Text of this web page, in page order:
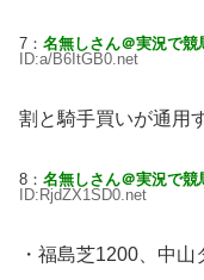
7： 名無しさん＠実況で競
ID:a/B6ItGB0.net
割と騎手買いが通用
8： 名無しさん＠実況で競
ID:RjdZX1SD0.net
・福島芝1200、中